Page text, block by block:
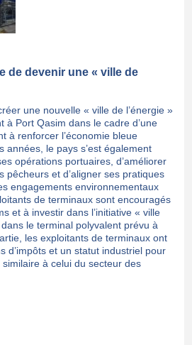
de devenir une « ville de
une nouvelle « ville de l’énergie »
à Port Qasim dans le cadre d’une
à renforcer l’économie bleue
années, le pays s’est également
opérations portuaires, d’améliorer
pêcheurs et d’aligner ses pratiques
engagements environnementaux
de terminaux sont encouragés
et à investir dans l’initiative « ville
le terminal polyvalent prévu à
les exploitants de terminaux ont
d’impôts et un statut industriel pour
à celui du secteur des